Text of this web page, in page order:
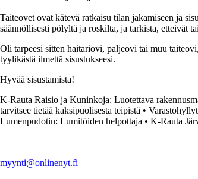
Taiteovet ovat kätevä ratkaisu tilan jakamiseen ja
säännöllisesti pölyltä ja roskilta, ja tarkista, etteivät
Oli tarpeesi sitten haitariovi, paljeovi tai muu
tyylikästä ilmettä sisustukseesi.
Hyvää sisustamista!
K-Rauta Raisio ja Kuninkoja: Luotettava
tarvitsee tietää kaksipuolisesta teipistä •
Lumenpudotin: Lumitöiden helpottaja • K-Rauta
myynti@onlinenyt.fi